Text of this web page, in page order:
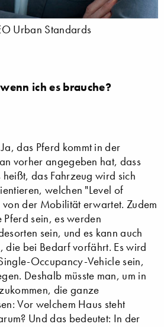
Urban Standards
ich es brauche?
Ja, das Pferd kommt in der
vorher angegeben hat, dass
heißt, das Fahrzeug wird sich
welchen "Level of
von der Mobilität erwartet. Zudem
sein, es werden
sein, und es kann auch
die bei Bedarf vorfährt. Es wird
Occupancy-Vehicle sein,
Deshalb ­müsste man, um in
die ganze
Vor welchem Haus steht
Und das bedeutet: In der